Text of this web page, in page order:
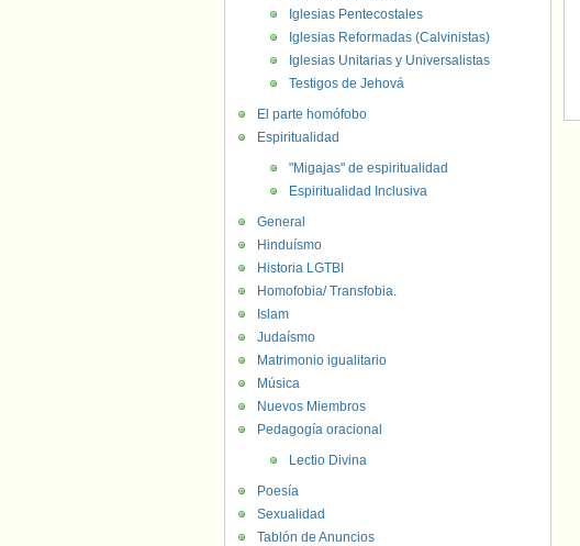
Iglesias Pentecostales
Iglesias Reformadas (Calvinistas)
Iglesias Unitarias y Universalistas
Testigos de Jehová
El parte homófobo
Espiritualidad
"Migajas" de espiritualidad
Espiritualidad Inclusiva
General
Hinduísmo
Historia LGTBI
Homofobia/ Transfobia.
Islam
Judaísmo
Matrimonio igualitario
Música
Nuevos Miembros
Pedagogía oracional
Lectio Divina
Poesía
Sexualidad
Tablón de Anuncios